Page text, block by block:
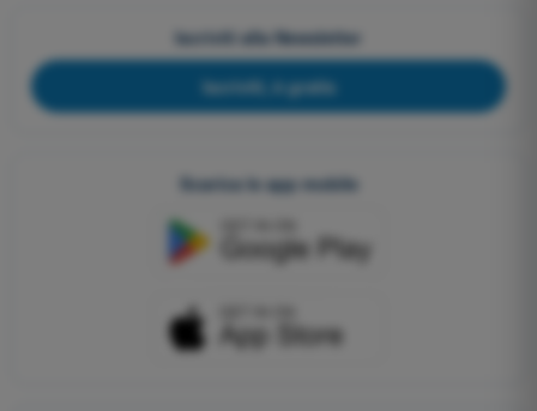
Iscriviti alla Newsletter
Iscriviti, è gratis
Scarica le app mobile